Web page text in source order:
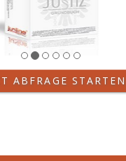
ABFRAGE STARTEN